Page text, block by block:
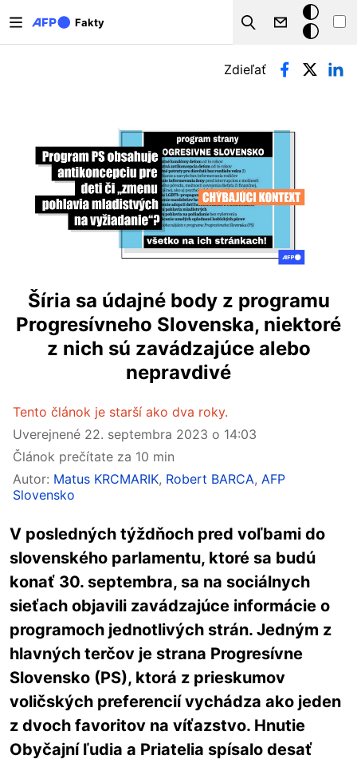
Fakty
Search
Tmavý
režim
Primárne karty
Zdieľať
Šíria sa údajné body z programu
Progresívneho Slovenska, niektoré
z nich sú zavádzajúce alebo
nepravdivé
Tento článok je starší ako dva roky.
Uverejnené 22. septembra 2023 o 14:03
Článok prečítate za 10 min
Autor: Matus KRCMARIK, Robert BARCA, AFP
Slovensko
V posledných týždňoch pred voľbami do
slovenského parlamentu, ktoré sa budú
konať 30. septembra, sa na sociálnych
sieťach objavili zavádzajúce informácie o
programoch jednotlivých strán. Jedným z
hlavných terčov je strana Progresívne
Slovensko (PS), ktorá z prieskumov
voličských preferencií vychádza ako jeden
z dvoch favoritov na víťazstvo. Hnutie
Obyčajní ľudia a Priatelia spísalo desať